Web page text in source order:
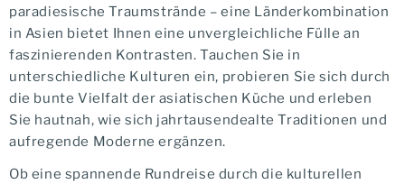
paradiesische Traumstrände – eine Länderkombination
in Asien bietet Ihnen eine unvergleichliche Fülle an
faszinierenden Kontrasten. Tauchen Sie in
unterschiedliche Kulturen ein, probieren Sie sich durch
die bunte Vielfalt der asiatischen Küche und erleben
Sie hautnah, wie sich jahrtausendealte Traditionen und
aufregende Moderne ergänzen.
Ob eine spannende Rundreise durch die kulturellen